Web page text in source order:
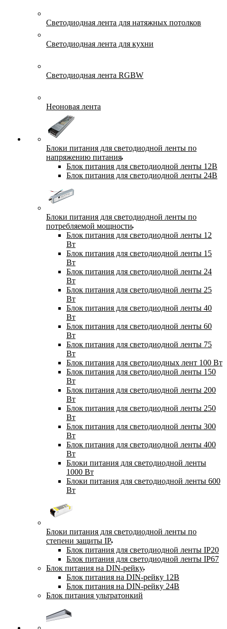
Светодиодная лента для натяжных потолков
Светодиодная лента для кухни
Светодиодная лента RGBW
Неоновая лента
Блоки питания для светодиодной ленты по
напряжению питания
Блок питания для светодиодной ленты 12В
Блок питания для светодиодной ленты 24В
Блоки питания для светодиодной ленты по
потребляемой мощности
Блок питания для светодиодной ленты 12
Вт
Блок питания для светодиодной ленты 15
Вт
Блок питания для светодиодной ленты 24
Вт
Блок питания для светодиодной ленты 25
Вт
Блок питания для светодиодной ленты 40
Вт
Блок питания для светодиодной ленты 60
Вт
Блок питания для светодиодной ленты 75
Вт
Блок питания для светодиодных лент 100 Вт
Блок питания для светодиодной ленты 150
Вт
Блок питания для светодиодной ленты 200
Вт
Блок питания для светодиодной ленты 250
Вт
Блок питания для светодиодной ленты 300
Вт
Блок питания для светодиодной ленты 400
Вт
Блоки питания для светодиодной ленты
1000 Вт
Блоки питания для светодиодной ленты 600
Вт
Блоки питания для светодиодной ленты по
степени защиты IP
Блок питания для светодиодной ленты IP20
Блок питания для светодиодной ленты IP67
Блок питания на DIN-рейку
Блок питания на DIN-рейку 12В
Блок питания на DIN-рейку 24В
Блок питания ультратонкий